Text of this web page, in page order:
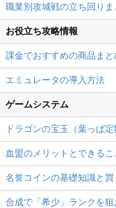
職業別攻城戦の立ち回りま
お役立ち攻略情報
課金でおすすめの商品まと
エミュレータの導入方法
ゲームシステム
ドラゴンの宝玉（葉っぱ
血盟のメリットとできるこ
名誉コインの基礎知識と買
合成で「希少」ランクを狙